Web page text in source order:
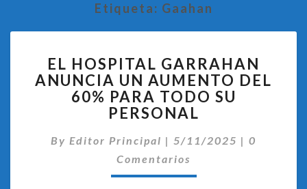
Etiqueta: Gaahan
HOSPITAL
GARRAHAN
ANUNCIA
UN
DEL
60%
EL HOSPITAL GARRAHAN
ANUNCIA UN AUMENTO DEL
60% PARA TODO SU
PERSONAL
By Editor Principal | 5/11/2025 | 0
Comentarios